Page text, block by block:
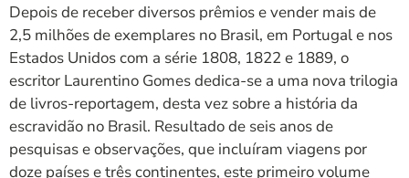
Depois de receber diversos prêmios e vender mais de
2,5 milhões de exemplares no Brasil, em Portugal e nos
Estados Unidos com a série 1808, 1822 e 1889, o
escritor Laurentino Gomes dedica-se a uma nova trilogia
de livros-reportagem, desta vez sobre a história da
escravidão no Brasil. Resultado de seis anos de
pesquisas e observações, que incluíram viagens por
doze países e três continentes, este primeiro volume